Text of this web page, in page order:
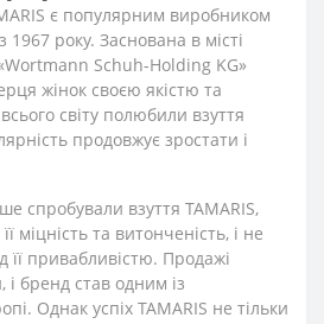
є популярним виробником
1967 року. Заснована в місті
Schuh-Holding KG»
жінок своєю якістю та
світу полюбили взуття
продовжує зростати і
спробували взуття TAMARIS,
міцність та витонченість, і не
її привабливістю. Продажі
і бренд став одним із
Однак успіх TAMARIS не тільки